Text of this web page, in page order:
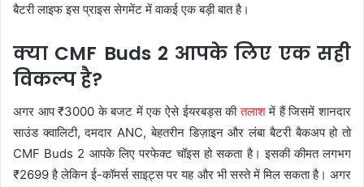
बैटरी लाइफ इस प्राइस सेगमेंट में वाकई एक बड़ी बात है।
क्या CMF Buds 2 आपके लिए एक सही
विकल्प है?
अगर आप ₹3000 के बजट में एक ऐसे ईयरबड्स कीतलाशमें हैं जिसमें शानदार
साउंड क्वालिटी, दमदार ANC, बेहतरीन डिज़ाइन और लंबा बैटरी बैकअप हो तो
CMF Buds 2 आपके लिए परफेक्ट चॉइस हो सकता है। इसकी कीमत लगभग
₹2699 है लेकिन ई-कॉमर्स साइट्स पर यह और भी सस्ते में मिल सकता है। अगर